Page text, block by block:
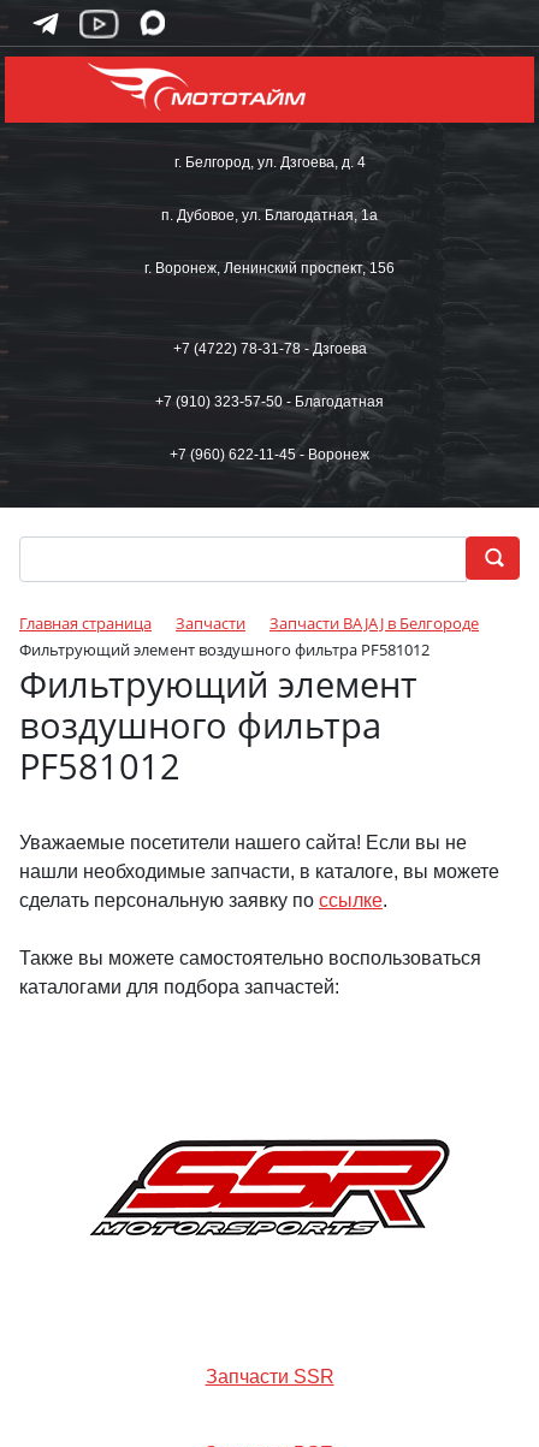
г. Белгород, ул. Дзгоева, д. 4
п. Дубовое, ул. Благодатная, 1а
г. Воронеж, Ленинский проспект, 156
+7 (4722) 78-31-78 - Дзгоева
+7 (910) 323-57-50 - Благодатная
+7 (960) 622-11-45 - Воронеж
Главная страница Запчасти
Запчасти BAJAJ в Белгороде
Фильтрующий элемент воздушного фильтра PF581012
Фильтрующий элемент
воздушного фильтра
PF581012
Уважаемые посетители нашего сайта! Если вы не
нашли необходимые запчасти, в каталоге, вы можете
сделать персональную заявку по ссылке.
Также вы можете самостоятельно воспользоваться
каталогами для подбора запчастей:
Запчасти SSR